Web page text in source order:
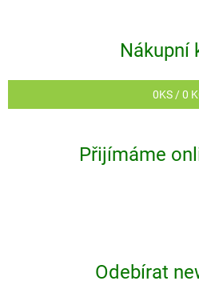
Nákupní
0KS /0
Přijímáme
Odebírat